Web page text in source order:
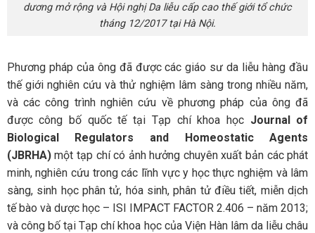
dương mở rộng và Hội nghị Da liễu cấp cao thế giới tổ chức
tháng 12/2017 tại Hà Nội.
Phương pháp của ông đã được các giáo sư da liễu hàng đầu
thế giới nghiên cứu và thử nghiệm lâm sàng trong nhiều năm,
và các công trình nghiên cứu về phương pháp của ông đã
được công bố quốc tế tại Tạp chí khoa học Journal of
Biological Regulators and Homeostatic Agents
(JBRHA)một tạp chí có ảnh hưởng chuyên xuất bản các phát
minh, nghiên cứu trong các lĩnh vực y học thực nghiệm và lâm
sàng, sinh học phân tử, hóa sinh, phân tử điều tiết, miễn dịch
tế bào và dược học – ISI IMPACT FACTOR 2.406 – năm 2013;
và công bố tại Tạp chí khoa học của Viện Hàn lâm da liễu châu